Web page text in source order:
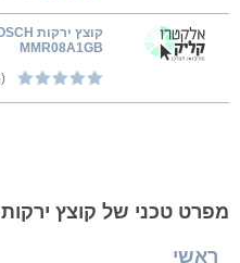
MMR08A1GB
(2033)
מפרט טכני של קוצץ ירקות Bosch MMR08A1 בוש
ראשי